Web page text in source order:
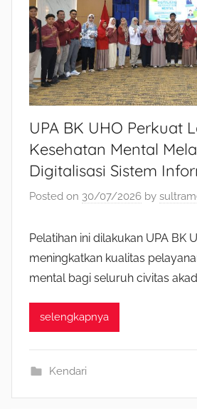
UPA BK UHO Perkuat
Kesehatan Mental
Digitalisasi Sistem
Posted on 30/07/2026 by
Pelatihan ini dilakukan UPA BK
meningkatkan kualitas
mental bagi seluruh civitas
selengkapnya
Kendari